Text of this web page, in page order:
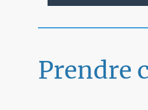
Prendre